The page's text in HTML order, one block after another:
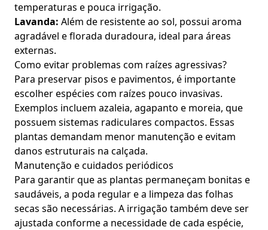
temperaturas e pouca irrigação.
Lavanda: Além de resistente ao sol, possui aroma
agradável e florada duradoura, ideal para áreas
externas.
Como evitar problemas com raízes agressivas?
Para preservar pisos e pavimentos, é importante
escolher espécies com raízes pouco invasivas.
Exemplos incluem azaleia, agapanto e moreia, que
possuem sistemas radiculares compactos. Essas
plantas demandam menor manutenção e evitam
danos estruturais na calçada.
Manutenção e cuidados periódicos
Para garantir que as plantas permaneçam bonitas e
saudáveis, a poda regular e a limpeza das folhas
secas são necessárias. A irrigação também deve ser
ajustada conforme a necessidade de cada espécie,